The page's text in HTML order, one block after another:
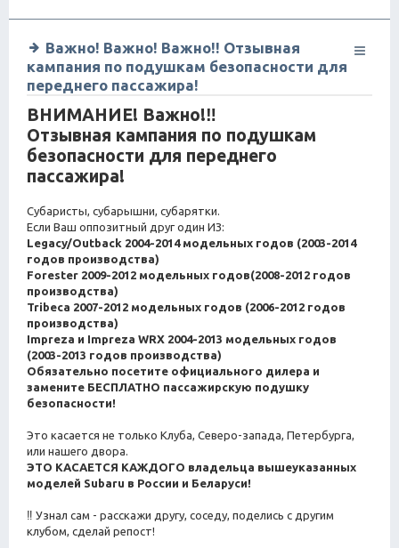
Важно! Важно! Важно!! Отзывная
кампания по подушкам безопасности для
переднего пассажира!
ВНИМАНИЕ! Важно!‼
Отзывная кампания по подушкам
безопасности для переднего
пассажира!
Субаристы, субарышни, субарятки.
Если Ваш оппозитный друг один ИЗ:
Legacy/Outback 2004-2014 модельных годов (2003-2014
годов производства)
Forester 2009-2012 модельных годов(2008-2012 годов
производства)
Tribeca 2007-2012 модельных годов (2006-2012 годов
производства)
Impreza и Impreza WRX 2004-2013 модельных годов
(2003-2013 годов производства)
Обязательно посетите официального дилера и
замените БЕСПЛАТНО пассажирскую подушку
безопасности!
Это касается не только Клуба, Северо-запада, Петербурга,
или нашего двора.
ЭТО КАСАЕТСЯ КАЖДОГО владельца вышеуказанных
моделей Subaru в России и Беларуси!
‼ Узнал сам - расскажи другу, соседу, поделись с другим
клубом, сделай репост!